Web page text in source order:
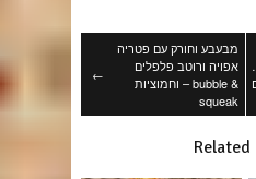
←
מבעבע וחורק עם פטריה
אפויה ורוטב פלפלים
וחמוציות – bubble &
squeak
Related